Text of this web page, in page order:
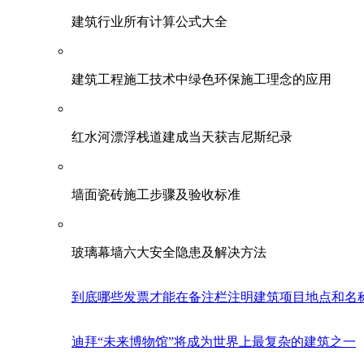
建筑行业所有计算公式大全
建筑工程施工技术中绿色环保施工理念的应用
红水河漂浮栈道建成当天获吉尼斯纪录
墙面瓷砖施工步骤及验收标准
玻璃幕墙六大安全隐患及解决方法
到底哪些发票才能在备注栏注明建筑项目地点和名
迪拜“未来博物馆”将成为世界上最复杂的建筑之一